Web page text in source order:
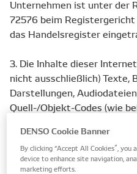
Unternehmen ist unter der
72576 beim
das Handelsregister
3. Die Inhalte dieser
nicht ausschließlich) Texte,
Darstellungen,
Quell-/Objekt-Codes (wie
Internetseite und allen
I Erlaubte Nutzung
DENSO Cookie Banner
By clicking “Accept All Cookies”,
device to enhance site navigation,
marketing efforts.